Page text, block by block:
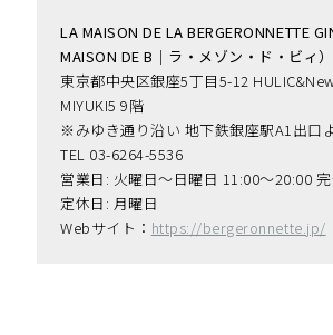
LA MAISON DE LA BERGERONNETTE
MAISON DE B｜ラ・メゾン・ド・ビィ）
東京都中央区銀座5丁目5-12
MIYUKI5 9階
※みゆき通り沿い 地下鉄銀座駅A1出口
TEL 03-6264-5536
営業日: 火曜日〜日曜日 11:00〜20:00
定休日: 月曜日
Webサイト： https://bergeronnette.jp/